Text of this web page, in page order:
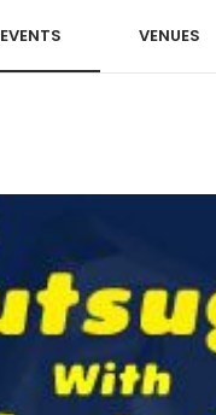
EVENTS VENUES